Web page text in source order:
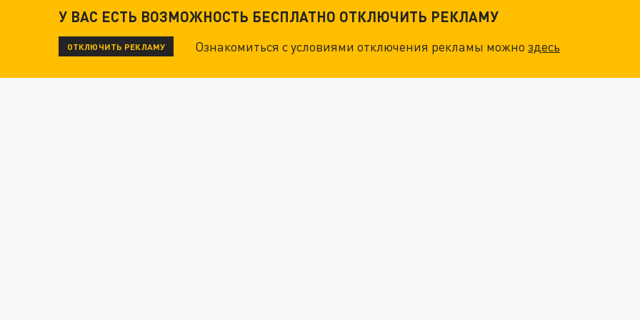
У ВАС ЕСТЬ ВОЗМОЖНОСТЬ БЕСПЛАТНО ОТКЛЮЧИТЬ РЕКЛАМУ
ОТКЛЮЧИТЬ РЕКЛАМУ Ознакомиться с условиями отключения рекламы можноздесь